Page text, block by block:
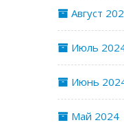
Август
Июль
Июнь
Май 2024